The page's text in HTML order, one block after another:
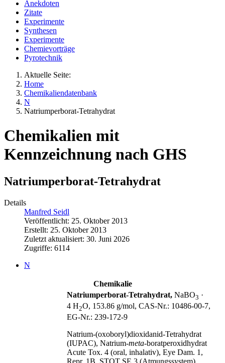
Anekdoten
Zitate
Experimente
Synthesen
Experimente
Chemievorträge
Pyrotechnik
Aktuelle Seite:
Home
Chemikaliendatenbank
N
Natriumperborat-Tetrahydrat
Chemikalien mit
Kennzeichnung nach GHS
Natriumperborat-Tetrahydrat
Details
Manfred Seidl
Veröffentlicht: 25. Oktober 2013
Erstellt: 25. Oktober 2013
Zuletzt aktualisiert: 30. Juni 2026
Zugriffe: 6114
N
Chemikalie
Natriumperborat-Tetrahydrat, NaBO3 ·
4 H2O, 153.86 g/mol, CAS‑Nr.: 10486‑00‑7,
EG‑Nr.: 239‑172‑9
Natrium-(oxoboryl)dioxidanid-Tetrahydrat
(IUPAC), Natrium-meta‑boratperoxidhydrat
Acute Tox. 4 (oral, inhalativ), Eye Dam. 1,